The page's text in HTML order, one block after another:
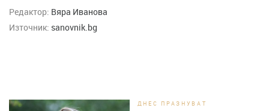
Редактор: Вяра Иванова
Източник: sanovnik.bg
ДНЕС ПРАЗНУВАТ